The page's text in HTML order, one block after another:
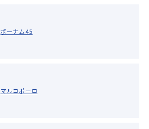
ポーナム45
マルコポーロ